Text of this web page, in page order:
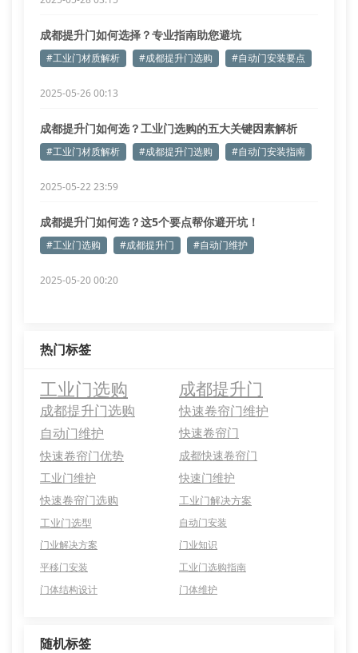
成都提升门如何选择？专业指南助您避坑
#工业门材质解析 #成都提升门选购 #自动门安装要点
2025-05-26 00:13
成都提升门如何选？工业门选购的五大关键因素解析
#工业门材质解析 #成都提升门选购 #自动门安装指南
2025-05-22 23:59
成都提升门如何选？这5个要点帮你避开坑！
#工业门选购 #成都提升门 #自动门维护
2025-05-20 00:20
热门标签
工业门选购 成都提升门
成都提升门选购
快速卷帘门维护
自动门维护
快速卷帘门
快速卷帘门优势
成都快速卷帘门
工业门维护
快速门维护
快速卷帘门选购
工业门解决方案
工业门选型
自动门安装
门业解决方案
门业知识
平移门安装
工业门选购指南
门体结构设计
门体维护
随机标签